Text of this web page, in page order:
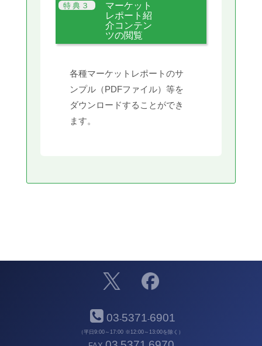
マーケット
レポート紹
介コンテン
ツの閲覧
各種マーケットレポートのサ
ンプル（PDFファイル）等を
ダウンロードすることができ
ます。
03-5371-6901
（平日9:00～17:00 ※12:00～13:00を除く）